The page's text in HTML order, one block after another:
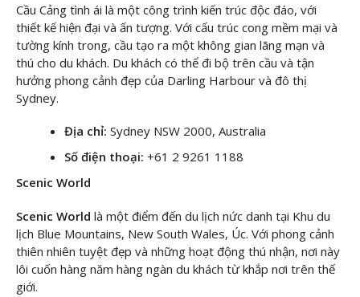
Cầu Cảng tình ái là một công trình kiến trúc độc đáo, với
thiết kế hiện đại và ấn tượng. Với cấu trúc cong mềm mại và
tường kính trong, cầu tạo ra một không gian lãng mạn và
thú cho du khách. Du khách có thể đi bộ trên cầu và tận
hưởng phong cảnh đẹp của Darling Harbour và đô thị
Sydney.
Địa chỉ: Sydney NSW 2000, Australia
Số điện thoại: +61 2 9261 1188
Scenic World
Scenic World là một điểm đến du lịch nức danh tại Khu du
lịch Blue Mountains, New South Wales, Úc. Với phong cảnh
thiên nhiên tuyệt đẹp và những hoạt động thú nhận, nơi này
lôi cuốn hàng năm hàng ngàn du khách từ khắp nơi trên thế
giới.